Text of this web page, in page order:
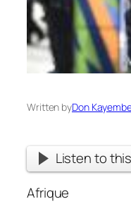
Written byDon
Listen to
Afrique